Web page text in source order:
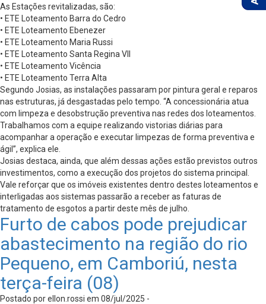
As Estações revitalizadas, são:
• ETE Loteamento Barra do Cedro
• ETE Loteamento Ebenezer
• ETE Loteamento Maria Russi
• ETE Loteamento Santa Regina VII
• ETE Loteamento Vicência
• ETE Loteamento Terra Alta
Segundo Josias, as instalações passaram por pintura geral e reparos
nas estruturas, já desgastadas pelo tempo. “A concessionária atua
com limpeza e desobstrução preventiva nas redes dos loteamentos.
Trabalhamos com a equipe realizando vistorias diárias para
acompanhar a operação e executar limpezas de forma preventiva e
ágil”, explica ele.
Josias destaca, ainda, que além dessas ações estão previstos outros
investimentos, como a execução dos projetos do sistema principal.
Vale reforçar que os imóveis existentes dentro destes loteamentos e
interligadas aos sistemas passarão a receber as faturas de
tratamento de esgotos a partir deste mês de julho.
Furto de cabos pode prejudicar
abastecimento na região do rio
Pequeno, em Camboriú, nesta
terça-feira (08)
Postado por ellon.rossi em 08/jul/2025 -